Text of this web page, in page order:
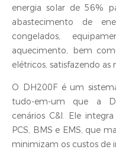
energia solar de 56%
abastecimento de
congelados,
aquecimento, bem
elétricos, satisfazendo as
O DH200F é um
tudo-em-um que a
cenários C&I. Ele
PCS, BMS e EMS, que
minimizam os custos de